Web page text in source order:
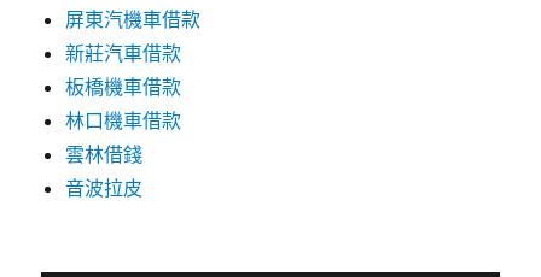
屏東汽機車借款
新莊汽車借款
板橋機車借款
林口機車借款
雲林借錢
音波拉皮